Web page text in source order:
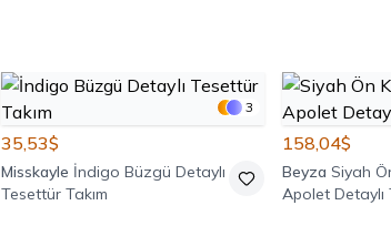
3
35,53$
Misskayle İndigo Büzgü Detaylı
Tesettür Takım
158,04$
Beyza Siyah
Apolet Detaylı